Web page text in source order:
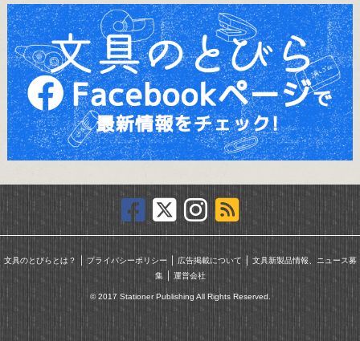
文具のとびらとは？ ｜ プライバシーポリシー｜ 広告掲載について ｜ 文具新製品情報、ニュース募
集｜ 運営会社
© 2017 Stationer Publishing All Rights Reserved.